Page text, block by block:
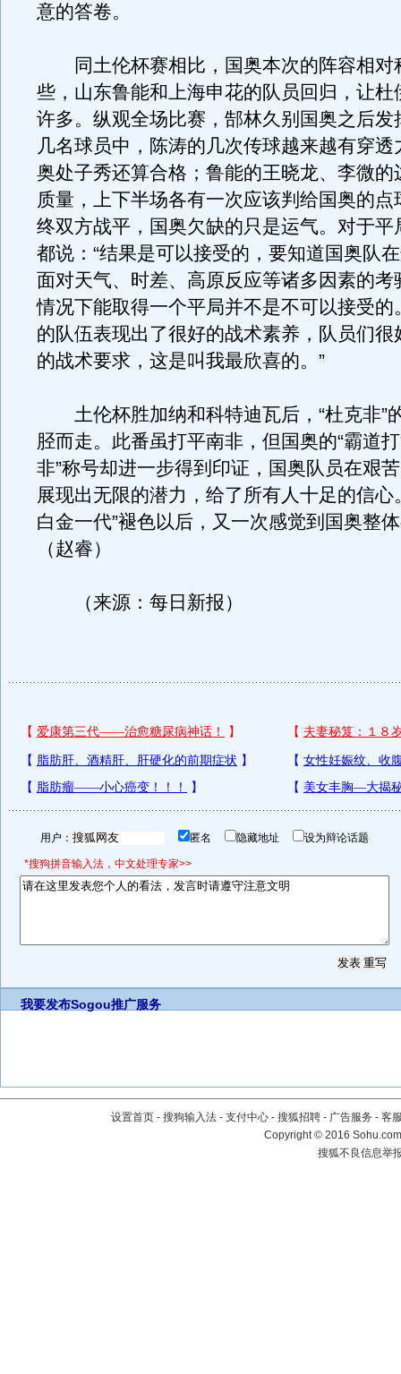
意的答卷。
同土伦杯赛相比，国奥本次的阵容相对
些，山东鲁能和上海申花的队员回归，让杜
许多。纵观全场比赛，郜林久别国奥之后发
几名球员中，陈涛的几次传球越来越有穿透
奥处子秀还算合格；鲁能的王晓龙、李微的
质量，上下半场各有一次应该判给国奥的点
终双方战平，国奥欠缺的只是运气。对于平
都说：“结果是可以接受的，要知道国奥队
面对天气、时差、高原反应等诸多因素的考
情况下能取得一个平局并不是不可以接受的
的队伍表现出了很好的战术素养，队员们很
的战术要求，这是叫我最欣喜的。”
土伦杯胜加纳和科特迪瓦后，“杜克非”
胫而走。此番虽打平南非，但国奥的“霸道打
非”称号却进一步得到印证，国奥队员在艰
展现出无限的潜力，给了所有人十足的信心
白金一代”褪色以后，又一次感觉到国奥整
（赵睿）
（来源：每日新报）
用户： 匿名 隐藏地址 设为辩论话题
*搜狗拼音输入法，中文处理专家>>
我要发布Sogou推广服务
设置首页 - 搜狗输入法 - 支付中心 - 搜狐招聘 - 广告服务 - 客
Copyright©2016
搜狐不良信息举